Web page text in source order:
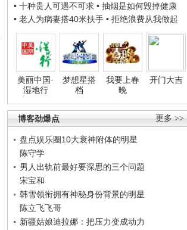
• 十种贵人可遇不可求 • 抽烟是如何毁掉健康
• 老人为病妻搭40米扶手 • 拒绝浪费从我做起
美丽中国·
湿地行
梦想星搭
档
我要上春
晚
开门大吉
更多 >>
博客劲爆点
盘点娱乐圈10大衰神附体的明星
陈守学
男人出轨前最好要深思的三个问题
宋宝和
韩雪领衔拥有神秘身份背景的明星
陈立飞飞哥
新疆姑娘迪拉娜：把压力变成动力